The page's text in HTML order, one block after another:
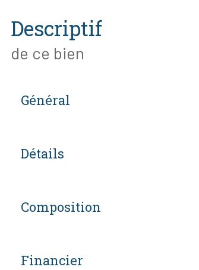
descriptif
de ce bien
Général
Détails
Composition
Financier